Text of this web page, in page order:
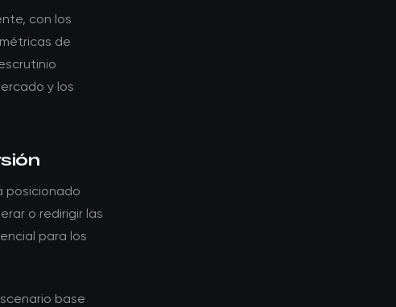
con los
de
y los
posicionado
o redirigir las
para los
base